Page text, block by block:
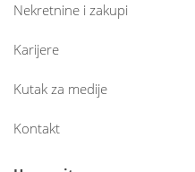
Nekretnine i zakupi
Karijere
Kutak za medije
Kontakt